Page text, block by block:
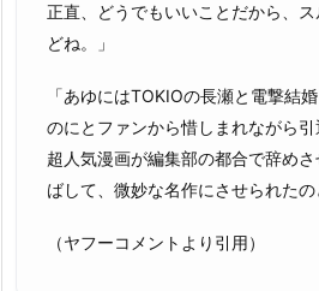
正直、どうでもいいことだから、
どね。」
「あゆにはTOKIOの長瀬と電撃結
のにとファンから惜しまれながら
超人気漫画が編集部の都合で辞め
ばして、微妙な名作にさせられたの
（ヤフーコメントより引用）